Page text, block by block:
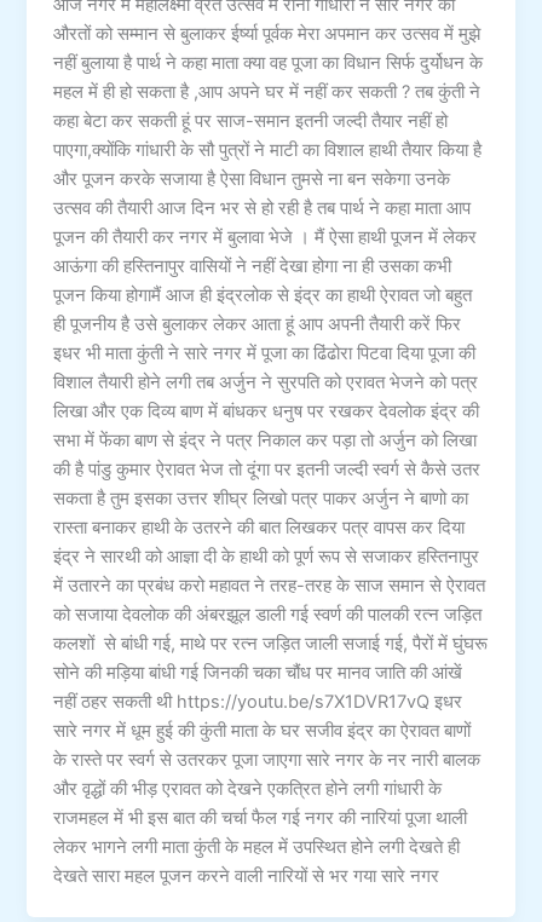
आज नगर में महालक्ष्मी व्रत उत्सव में रानी गांधारी ने सारे नगर की
औरतों को सम्मान से बुलाकर ईर्ष्या पूर्वक मेरा अपमान कर उत्सव में मुझे
नहीं बुलाया है पार्थ ने कहा माता क्या वह पूजा का विधान सिर्फ दुर्योधन के
महल में ही हो सकता है ,आप अपने घर में नहीं कर सकती ? तब कुंती ने
कहा बेटा कर सकती हूं पर साज-समान इतनी जल्दी तैयार नहीं हो
पाएगा,क्योंकि गांधारी के सौ पुत्रों ने माटी का विशाल हाथी तैयार किया है
और पूजन करके सजाया है ऐसा विधान तुमसे ना बन सकेगा उनके
उत्सव की तैयारी आज दिन भर से हो रही है तब पार्थ ने कहा माता आप
पूजन की तैयारी कर नगर में बुलावा भेजे । मैं ऐसा हाथी पूजन में लेकर
आऊंगा की हस्तिनापुर वासियों ने नहीं देखा होगा ना ही उसका कभी
पूजन किया होगामैं आज ही इंद्रलोक से इंद्र का हाथी ऐरावत जो बहुत
ही पूजनीय है उसे बुलाकर लेकर आता हूं आप अपनी तैयारी करें फिर
इधर भी माता कुंती ने सारे नगर में पूजा का ढिंढोरा पिटवा दिया पूजा की
विशाल तैयारी होने लगी तब अर्जुन ने सुरपति को एरावत भेजने को पत्र
लिखा और एक दिव्य बाण में बांधकर धनुष पर रखकर देवलोक इंद्र की
सभा में फेंका बाण से इंद्र ने पत्र निकाल कर पड़ा तो अर्जुन को लिखा
की है पांडु कुमार ऐरावत भेज तो दूंगा पर इतनी जल्दी स्वर्ग से कैसे उतर
सकता है तुम इसका उत्तर शीघ्र लिखो पत्र पाकर अर्जुन ने बाणो का
रास्ता बनाकर हाथी के उतरने की बात लिखकर पत्र वापस कर दिया
इंद्र ने सारथी को आज्ञा दी के हाथी को पूर्ण रूप से सजाकर हस्तिनापुर
में उतारने का प्रबंध करो महावत ने तरह-तरह के साज समान से ऐरावत
को सजाया देवलोक की अंबरझूल डाली गई स्वर्ण की पालकी रत्न जड़ित
कलशों से बांधी गई, माथे पर रत्न जड़ित जाली सजाई गई, पैरों में घुंघरू
सोने की मड़िया बांधी गई जिनकी चका चौंध पर मानव जाति की आंखें
नहीं ठहर सकती थी https://youtu.be/s7X1DVR17vQ इधर
सारे नगर में धूम हुई की कुंती माता के घर सजीव इंद्र का ऐरावत बाणों
के रास्ते पर स्वर्ग से उतरकर पूजा जाएगा सारे नगर के नर नारी बालक
और वृद्धों की भीड़ एरावत को देखने एकत्रित होने लगी गांधारी के
राजमहल में भी इस बात की चर्चा फैल गई नगर की नारियां पूजा थाली
लेकर भागने लगी माता कुंती के महल में उपस्थित होने लगी देखते ही
देखते सारा महल पूजन करने वाली नारियों से भर गया सारे नगर